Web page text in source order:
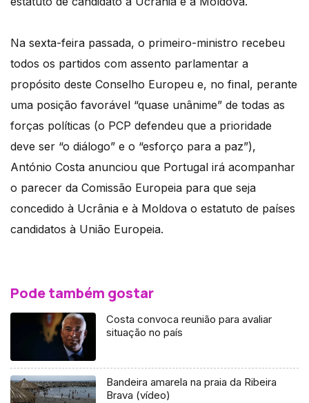
Na sexta-feira passada, o primeiro-ministro recebeu
todos os partidos com assento parlamentar a
propósito deste Conselho Europeu e, no final, perante
uma posição favorável “quase unânime” de todas as
forças políticas (o PCP defendeu que a prioridade
deve ser “o diálogo” e o “esforço para a paz”),
António Costa anunciou que Portugal irá acompanhar
o parecer da Comissão Europeia para que seja
concedido à Ucrânia e à Moldova o estatuto de países
candidatos à União Europeia.
Pode também gostar
Costa convoca reunião para avaliar
situação no país
Bandeira amarela na praia da Ribeira
Brava (vídeo)